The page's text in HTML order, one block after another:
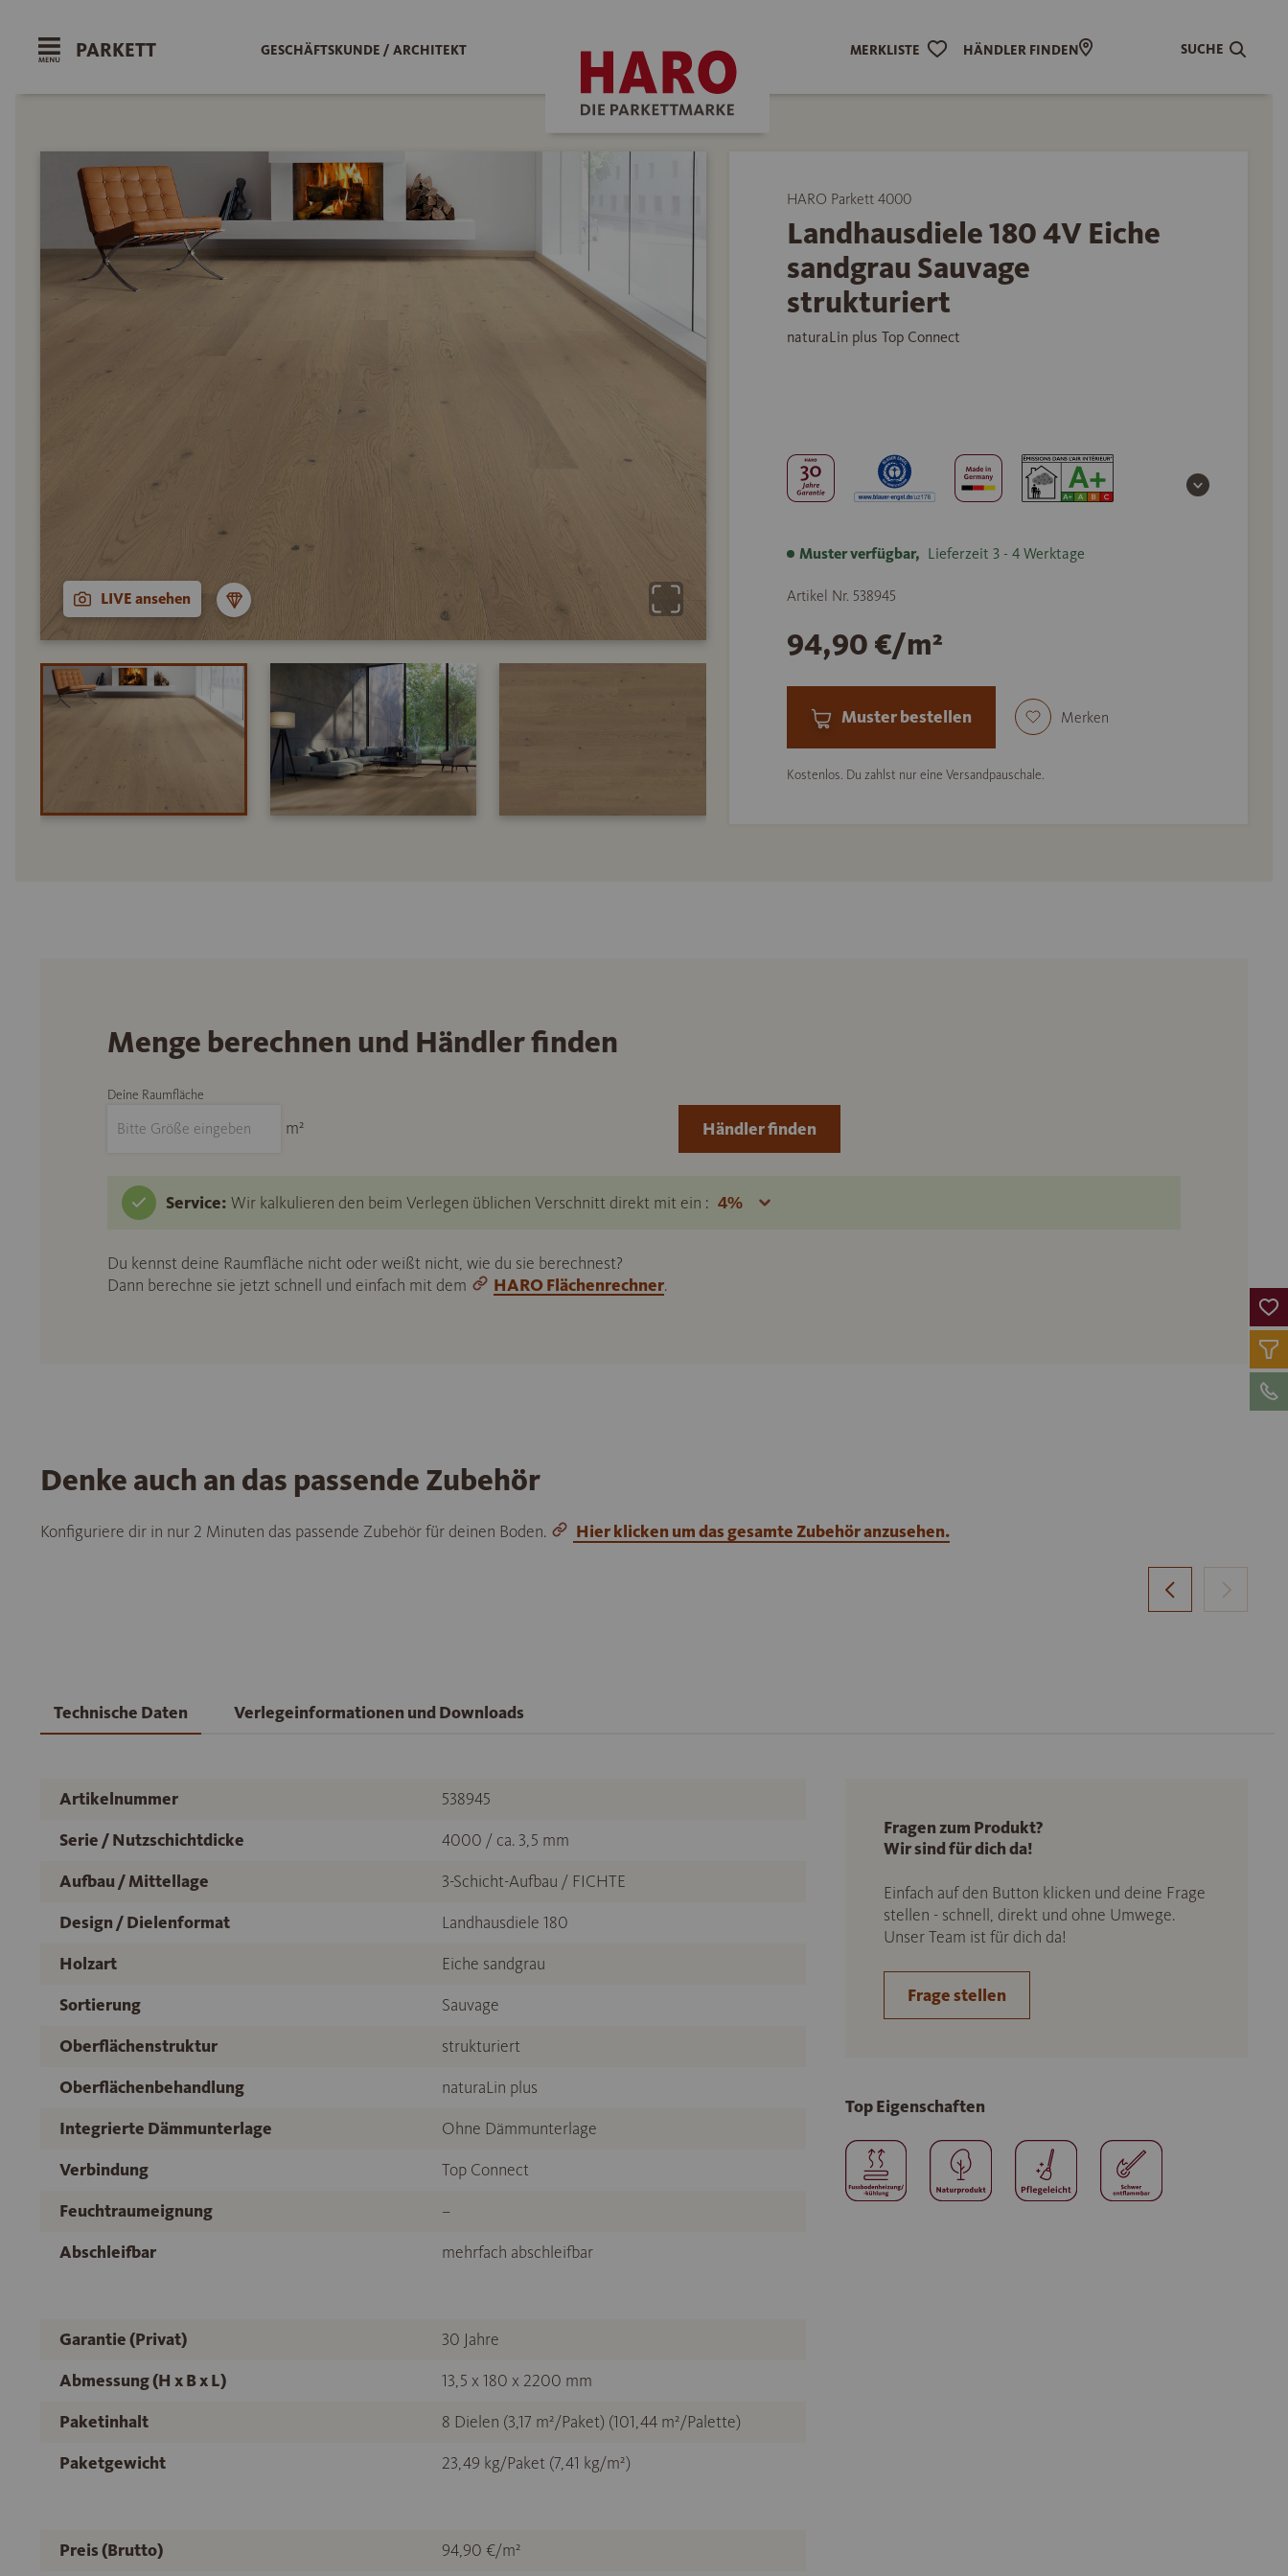
PARKETT GESCHÄFTSKUNDE / ARCHITEKT MERKLISTE HÄNDLER FINDEN SUCHE
LIVE ansehen
HARO Parkett 4000
Landhausdiele 180 4V Eiche
sandgrau Sauvage
strukturiert
naturaLin plus Top Connect
Muster verfügbar, Lieferzeit 3 - 4 Werktage
Artikel Nr. 538945
94,90 €/m²
Muster bestellen Merken
Kostenlos. Du zahlst nur eine Versandpauschale.
Menge berechnen und Händler finden
Deine Raumfläche
m²
Service: Wir kalkulieren den beim Verlegen üblichen Verschnitt direkt mit ein :
Du kennst deine Raumfläche nicht oder weißt nicht, wie du sie berechnest?
Dann berechne sie jetzt schnell und einfach mit dem
HARO Flächenrechner.
Händler finden
Denke auch an das passende Zubehör
Konfiguriere dir in nur 2 Minuten das passende Zubehör für deinen Boden. Hier klicken um das gesamte Zubehör anzusehen.
Technische Daten Verlegeinformationen und Downloads
Artikelnummer
538945
Serie / Nutzschichtdicke
4000 / ca. 3,5 mm
Aufbau / Mittellage
3-Schicht-Aufbau / FICHTE
Design / Dielenformat
Landhausdiele 180
Holzart
Eiche sandgrau
Sortierung
Sauvage
Oberflächenstruktur
strukturiert
Oberflächenbehandlung
naturaLin plus
Integrierte Dämmunterlage
Ohne Dämmunterlage
Verbindung
Top Connect
Feuchtraumeignung
–
Abschleifbar
mehrfach abschleifbar
Garantie (Privat)
30 Jahre
Abmessung (H x B x L)
13,5 x 180 x 2200 mm
Paketinhalt
8 Dielen (3,17 m²/Paket) (101,44 m²/Palette)
Paketgewicht
23,49 kg/Paket (7,41 kg/m²)
Preis (Brutto) 94,90 €/m²
Fragen zum Produkt?
Wir sind für dich da!
Einfach auf den Button klicken und deine Frage
stellen - schnell, direkt und ohne Umwege.
Unser Team ist für dich da!
Frage stellen
Top Eigenschaften